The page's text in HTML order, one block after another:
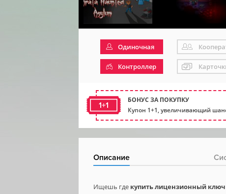
Одиночная
Контроллер
1+1
БОНУС ЗА ПОКУПКУ
Купон 1+1, увеличивающий
Описание
Ищешь где купить лицензионный